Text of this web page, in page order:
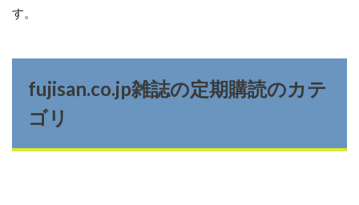
す。
fujisan.co.jp雑誌の定期購読のカテ
ゴリ